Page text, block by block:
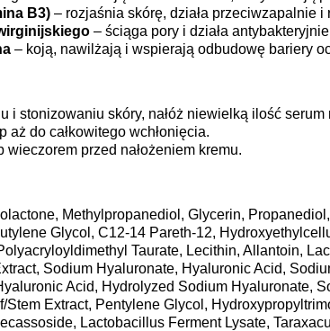
B3)– rozjaśnia skórę, działa przeciwzapalnie i
– ściąga pory i działa
– koją, nawilżają i wspierają odbudowę bariery
i stonizowaniu skóry, nałóż niewielką ilość
aż do całkowitego wchłonięcia.
wieczorem przed nałożeniem kremu.
Methylpropanediol, Glycerin,
Glycol, C12-14 Pareth-12,
Taurate, Lecithin, Allantoin,
Sodium Hyaluronate, Hyaluronic Acid,
Acid, Hydrolyzed Sodium Hyaluronate,
Stem Extract, Pentylene Glycol,
Lactobacillus Ferment Lysate,